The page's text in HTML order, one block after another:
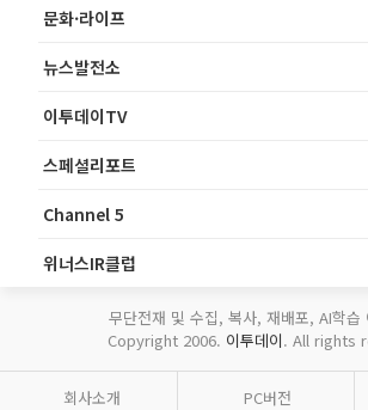
문화·라이프
뉴스발전소
이투데이TV
스페셜리포트
Channel 5
위너스IR클럽
무단전재 및 수집, 복사, 재배포, AI학습
Copyright 2006. 이투데이. All rights
회사소개 PC버전